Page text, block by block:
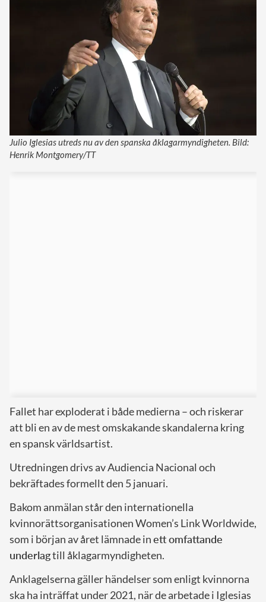
Julio Iglesias utreds nu av den spanska åklagarmyndigheten. Bild:
Henrik Montgomery/TT
Fallet har exploderat i både medierna – och riskerar
att bli en av de mest omskakande skandalerna kring
en spansk världsartist.
Utredningen drivs av Audiencia Nacional och
bekräftades formellt den 5 januari.
Bakom anmälan står den internationella
kvinnorättsorganisationen Women’s Link Worldwide,
som i början av året lämnade inett omfattande
underlagtill åklagarmyndigheten.
Anklagelserna gäller händelser som enligt kvinnorna
ska ha inträffat under 2021, när de arbetade i Iglesias